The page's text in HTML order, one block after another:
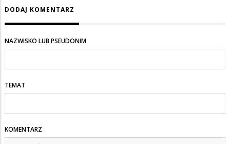
DODAJ KOMENTARZ
NAZWISKO LUB PSEUDONIM
TEMAT
KOMENTARZ